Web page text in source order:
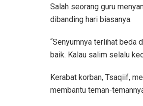
Salah seorang guru
dibanding hari biasanya.
“Senyumnya terlihat beda
baik. Kalau salim selalu
Kerabat korban, Tsaqiif,
membantu teman-